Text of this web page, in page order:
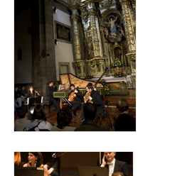
rfg_para_web_1.jpg